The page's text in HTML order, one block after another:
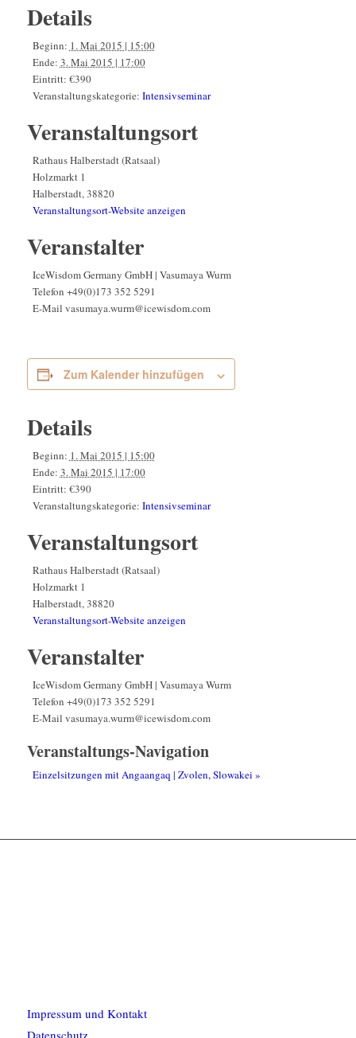
Details
Beginn: 1. Mai 2015 | 15:00
Ende: 3. Mai 2015 | 17:00
Eintritt: €390
Veranstaltungskategorie: Intensivseminar
Veranstaltungsort
Rathaus Halberstadt (Ratsaal)
Holzmarkt 1
Halberstadt,38820
Veranstaltungsort-Website anzeigen
Veranstalter
IceWisdom Germany GmbH | Vasumaya Wurm
Telefon +49(0)173 352 5291
E-Mail vasumaya.wurm@icewisdom.com
Zum Kalender hinzufügen
Details
Beginn: 1. Mai 2015 | 15:00
Ende: 3. Mai 2015 | 17:00
Eintritt: €390
Veranstaltungskategorie: Intensivseminar
Veranstaltungsort
Rathaus Halberstadt (Ratsaal)
Holzmarkt 1
Halberstadt,38820
Veranstaltungsort-Website anzeigen
Veranstalter
IceWisdom Germany GmbH | Vasumaya Wurm
Telefon +49(0)173 352 5291
E-Mail vasumaya.wurm@icewisdom.com
Veranstaltungs-Navigation
Einzelsitzungen mit Angaangaq | Zvolen, Slowakei »
Impressum und Kontakt